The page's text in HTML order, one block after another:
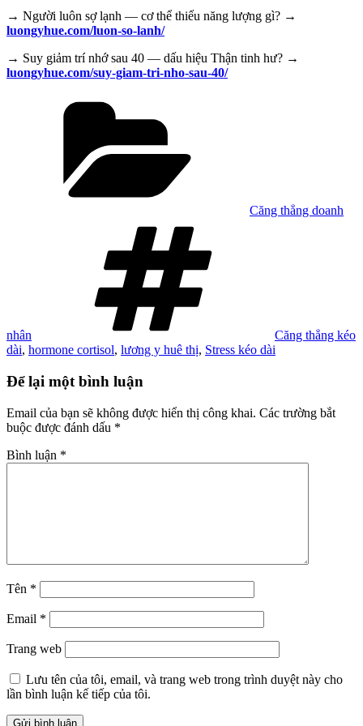
→ Người luôn sợ lạnh — cơ thể thiếu năng lượng gì? →
luongyhue.com/luon-so-lanh/
→ Suy giảm trí nhớ sau 40 — dấu hiệu Thận tinh hư? →
luongyhue.com/suy-giam-tri-nho-sau-40/
Căng thẳng doanh
nhân
Căng thẳng kéo
dài, hormone cortisol, lương y huê thị, Stress kéo dài
Để lại một bình luận
Email của bạn sẽ không được hiển thị công khai. Các trường bắt
buộc được đánh dấu *
Bình luận *
Tên *
Email *
Trang web
Lưu tên của tôi, email, và trang web trong trình duyệt này cho
lần bình luận kế tiếp của tôi.